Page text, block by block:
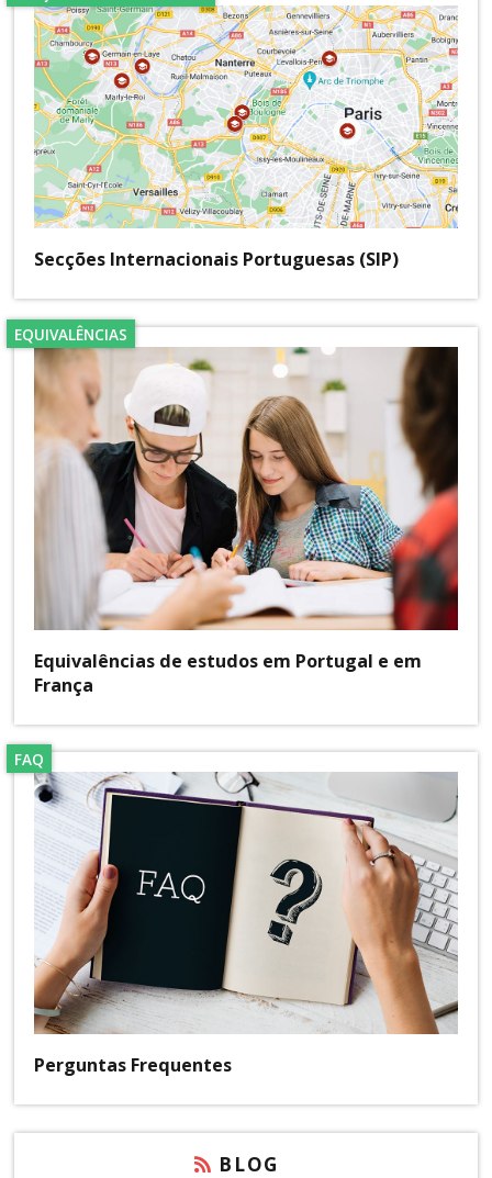
Secções Internacionais Portuguesas (SIP)
EQUIVALÊNCIAS
Equivalências de estudos em Portugal e em
França
FAQ
Perguntas Frequentes
BLOG